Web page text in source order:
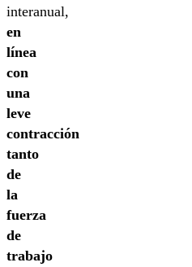
interanual,
en
línea
con
una
leve
contracción
tanto
de
la
fuerza
de
trabajo